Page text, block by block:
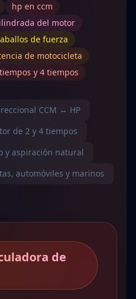
hp en ccm
del motor
de fuerza
de motocicleta
y 4 tiempos
CCM ↔ HP
de 2 y 4 tiempos
y aspiración natural
automóviles y marinos
de